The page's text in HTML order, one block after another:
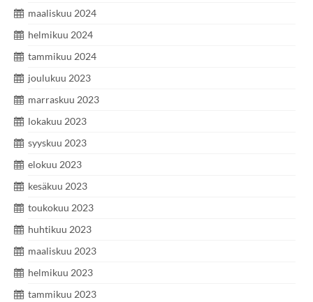
maaliskuu 2024
helmikuu 2024
tammikuu 2024
joulukuu 2023
marraskuu 2023
lokakuu 2023
syyskuu 2023
elokuu 2023
kesäkuu 2023
toukokuu 2023
huhtikuu 2023
maaliskuu 2023
helmikuu 2023
tammikuu 2023